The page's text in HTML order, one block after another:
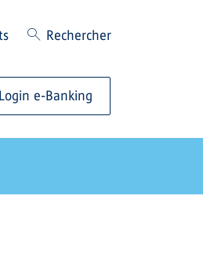
Rechercher
Login e-Banking